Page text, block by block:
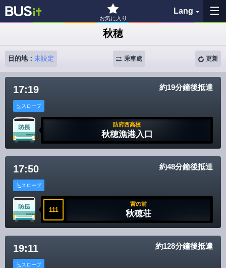
お気に入り
Lang
搜尋公車站
各バス会社リンク先
免責聲明
秋穂
目的地： 未設定 更新
乘車處
17:19 約19分鐘後抵達
スロープ
防府西高校
秋穂漁港入口
17:50 約48分鐘後抵達
スロープ
111
宮の前
秋穂荘
19:11 約128分鐘後抵達
スロープ